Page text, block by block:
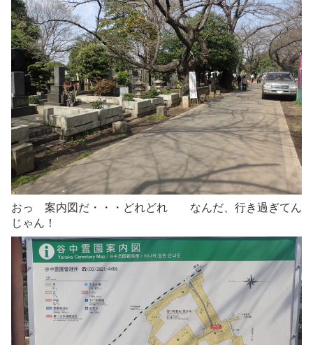
おっ 案内図だ・・・どれどれ なんだ、行き過ぎてん
じゃん！